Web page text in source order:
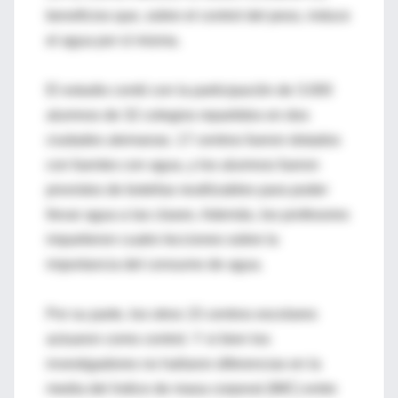
el agua por sí misma.
alumnos de 32 colegios repartidos en dos
con fuentes con agua, y los alumnos fueron
llevar agua a las clases. Además, los profesores
importancia del consumo de agua.
investigadores no hallaron diferencias en la